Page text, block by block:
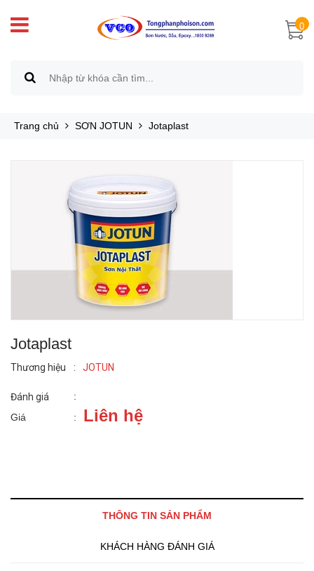
0
Trang chủ SƠN JOTUN Jotaplast
Jotaplast
Thương hiệu : JOTUN
Đánh giá
:
Giá
: Liên hệ
THÔNG TIN SẢN PHẨM
KHÁCH HÀNG ĐÁNH GIÁ